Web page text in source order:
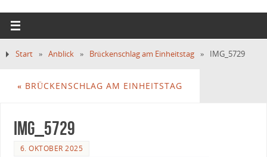
Start » Anblick » Brückenschlag am Einheitstag » IMG_5729
« BRÜCKENSCHLAG AM EINHEITSTAG
IMG_5729
6. OKTOBER 2025